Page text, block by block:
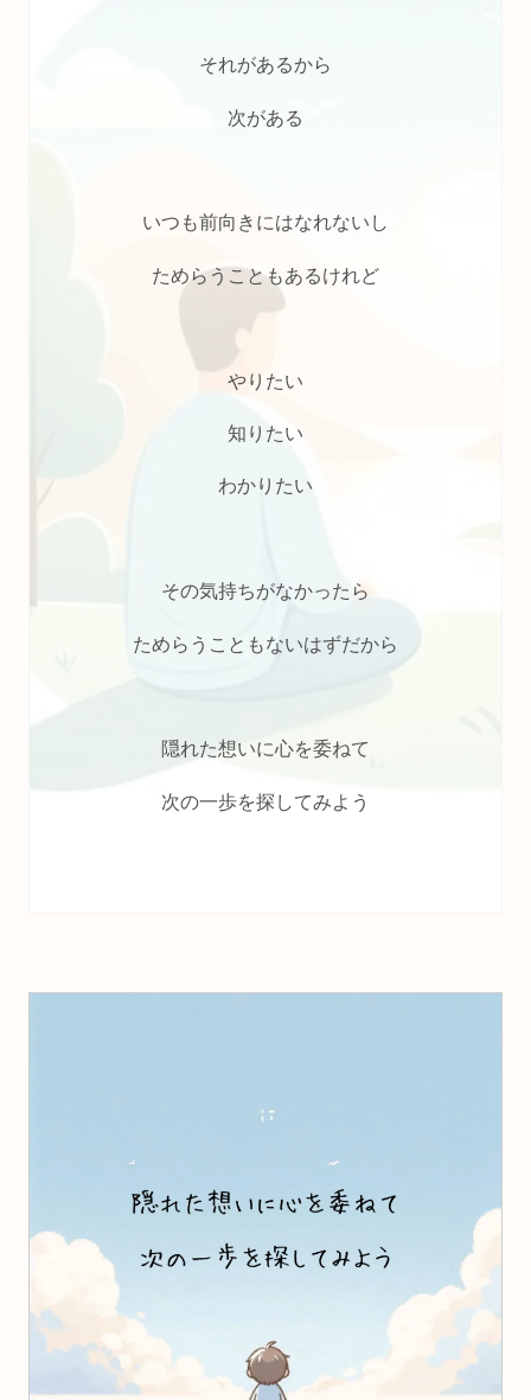
それがあるから
次がある
いつも前向きにはなれないし
ためらうこともあるけれど
やりたい
知りたい
わかりたい
その気持ちがなかったら
ためらうこともないはずだから
隠れた想いに心を委ねて
次の一歩を探してみよう